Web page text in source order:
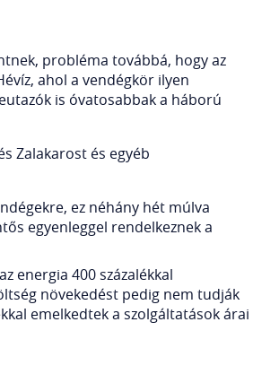
probléma továbbá, hogy az
ahol a vendégkör ilyen
is óvatosabbak a háború
Zalakarost és egyéb
ez néhány hét múlva
egyenleggel rendelkeznek a
energia 400 százalékkal
növekedést pedig nem tudják
emelkedtek a szolgáltatások árai